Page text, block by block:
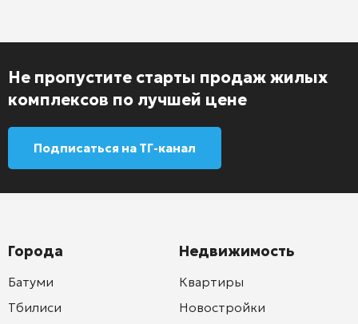
Не пропустите старты продаж жилых
комплексов по лучшей цене
Подписаться на ТГ-канал
Города
Батуми
Тбилиси
Недвижимость
Квартиры
Новостройки